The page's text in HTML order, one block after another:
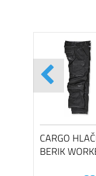
CARGO
BERIK